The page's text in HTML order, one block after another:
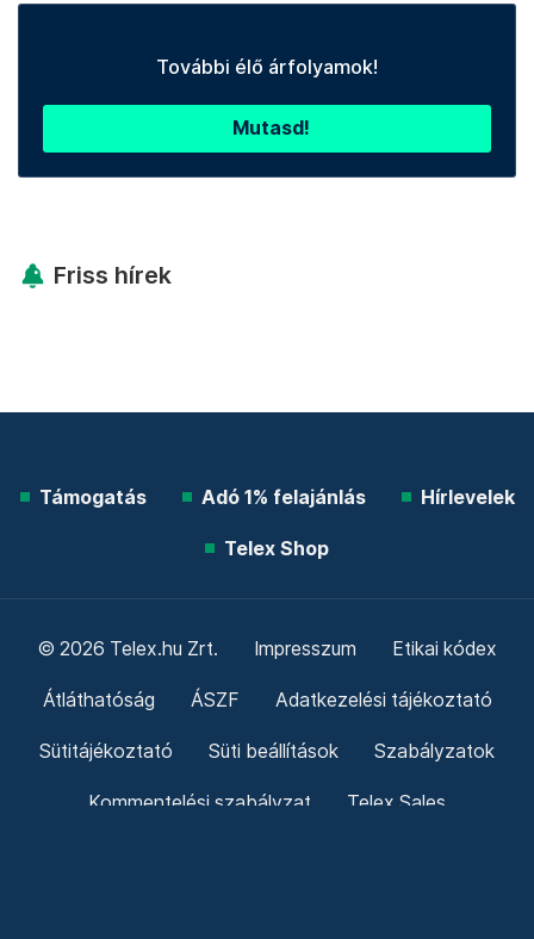
További élő árfolyamok!
Mutasd!
Friss hírek
Támogatás Adó 1% felajánlás Hírlevelek
Telex Shop
© 2026 Telex.hu Zrt. Impresszum Etikai kódex
Átláthatóság ÁSZF Adatkezelési tájékoztató
Sütitájékoztató Süti beállítások Szabályzatok
Kommentelési szabályzat Telex Sales